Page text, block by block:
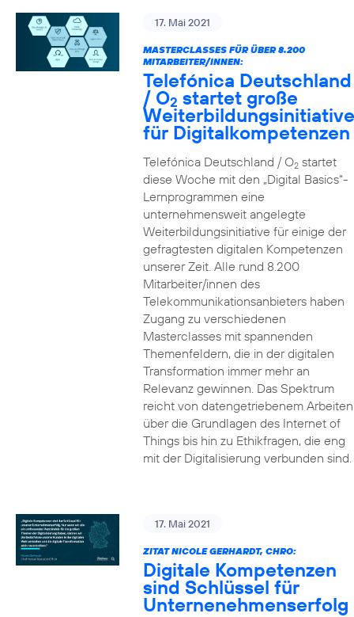
17. Mai 2021
MASTERCLASSES FÜR ÜBER 8.200
MITARBEITER/INNEN:
Telefónica Deutschland
/ O2 startet große
Weiterbildungsinitiative
für Digitalkompetenzen
Telefónica Deutschland / O2startet
diese Woche mit den „Digital Basics“-
Lernprogrammen eine
unternehmensweit angelegte
Weiterbildungsinitiative für einige der
gefragtesten digitalen Kompetenzen
unserer Zeit. Alle rund 8.200
Mitarbeiter/innen des
Telekommunikationsanbieters haben
Zugang zu verschiedenen
Masterclasses mit spannenden
Themenfeldern, die in der digitalen
Transformation immer mehr an
Relevanz gewinnen. Das Spektrum
reicht von datengetriebenem Arbeiten
über die Grundlagen des Internet of
Things bis hin zu Ethikfragen, die eng
mit der Digitalisierung verbunden sind.
17. Mai 2021
ZITAT NICOLE GERHARDT, CHRO:
Digitale Kompetenzen
sind Schlüssel für
Unternenehmenserfolg